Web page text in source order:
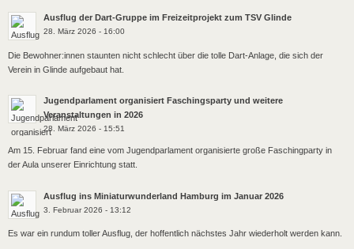
Ausflug der Dart-Gruppe im Freizeitprojekt zum TSV Glinde
28. März 2026 - 16:00
Die Bewohner:innen staunten nicht schlecht über die tolle Dart-Anlage, die sich der
Verein in Glinde aufgebaut hat.
Jugendparlament organisiert Faschingsparty und weitere
Veranstaltungen in 2026
28. März 2026 - 15:51
Am 15. Februar fand eine vom Jugendparlament organisierte große Faschingparty in
der Aula unserer Einrichtung statt.
Ausflug ins Miniaturwunderland Hamburg im Januar 2026
3. Februar 2026 - 13:12
Es war ein rundum toller Ausflug, der hoffentlich nächstes Jahr wiederholt werden kann.